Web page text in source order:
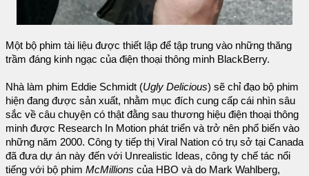
Một bộ phim tài liệu được thiết lập để tập trung vào những thăng
trầm đáng kinh ngạc của điện thoại thông minh BlackBerry.
Nhà làm phim Eddie Schmidt (Ugly Delicious) sẽ chỉ đạo bộ phim
hiện đang được sản xuất, nhằm mục đích cung cấp cái nhìn sâu
sắc về câu chuyện có thật đằng sau thương hiệu điện thoại thông
minh được Research In Motion phát triển và trở nên phổ biến vào
những năm 2000. Công ty tiếp thị Viral Nation có trụ sở tại Canada
đã đưa dự án này đến với Unrealistic Ideas, công ty chế tác nổi
tiếng với bộ phim McMillions của HBO và do Mark Wahlberg,